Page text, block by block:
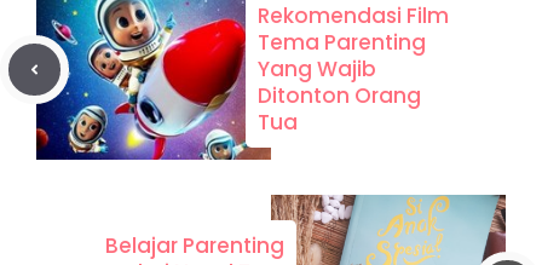
Rekomendasi Film
Tema Parenting
Yang Wajib
Ditonton Orang
Tua
Belajar Parenting